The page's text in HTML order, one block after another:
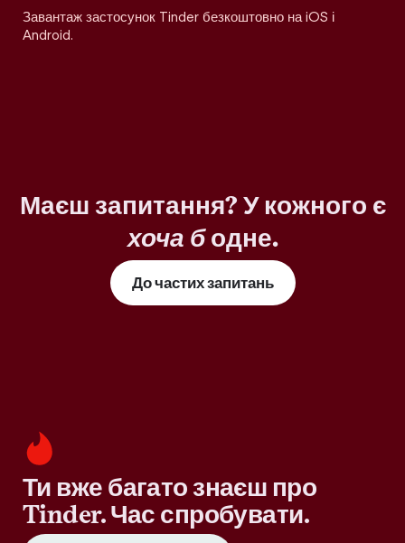
Завантаж застосунок Tinder безкоштовно на iOS і
Android.
Маєш запитання? У кожного є
хоча бодне.
До частих запитань
Ти вже багато знаєш про
Tinder. Час спробувати.